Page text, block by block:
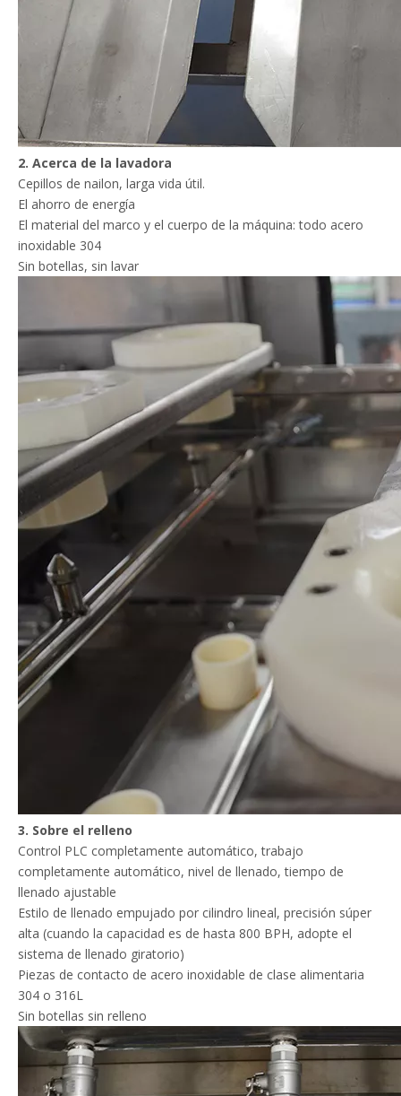
2. Acerca de la lavadora
Cepillos de nailon, larga vida útil.
El ahorro de energía
El material del marco y el cuerpo de la máquina: todo acero
inoxidable 304
Sin botellas, sin lavar
3. Sobre el relleno
Control PLC completamente automático, trabajo
completamente automático, nivel de llenado, tiempo de
llenado ajustable
Estilo de llenado empujado por cilindro lineal, precisión súper
alta (cuando la capacidad es de hasta 800 BPH, adopte el
sistema de llenado giratorio)
Piezas de contacto de acero inoxidable de clase alimentaria
304 o 316L
Sin botellas sin relleno